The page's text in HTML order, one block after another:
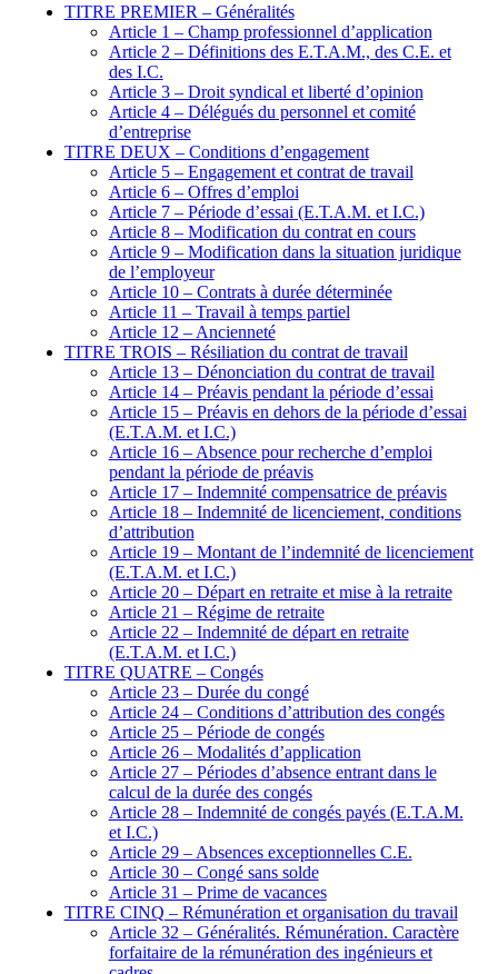
TITRE PREMIER – Généralités
Article 1 – Champ professionnel d’application
Article 2 – Définitions des E.T.A.M., des C.E. et
des I.C.
Article 3 – Droit syndical et liberté d’opinion
Article 4 – Délégués du personnel et comité
d’entreprise
TITRE DEUX – Conditions d’engagement
Article 5 – Engagement et contrat de travail
Article 6 – Offres d’emploi
Article 7 – Période d’essai (E.T.A.M. et I.C.)
Article 8 – Modification du contrat en cours
Article 9 – Modification dans la situation juridique
de l’employeur
Article 10 – Contrats à durée déterminée
Article 11 – Travail à temps partiel
Article 12 – Ancienneté
TITRE TROIS – Résiliation du contrat de travail
Article 13 – Dénonciation du contrat de travail
Article 14 – Préavis pendant la période d’essai
Article 15 – Préavis en dehors de la période d’essai
(E.T.A.M. et I.C.)
Article 16 – Absence pour recherche d’emploi
pendant la période de préavis
Article 17 – Indemnité compensatrice de préavis
Article 18 – Indemnité de licenciement, conditions
d’attribution
Article 19 – Montant de l’indemnité de licenciement
(E.T.A.M. et I.C.)
Article 20 – Départ en retraite et mise à la retraite
Article 21 – Régime de retraite
Article 22 – Indemnité de départ en retraite
(E.T.A.M. et I.C.)
TITRE QUATRE – Congés
Article 23 – Durée du congé
Article 24 – Conditions d’attribution des congés
Article 25 – Période de congés
Article 26 – Modalités d’application
Article 27 – Périodes d’absence entrant dans le
calcul de la durée des congés
Article 28 – Indemnité de congés payés (E.T.A.M.
et I.C.)
Article 29 – Absences exceptionnelles C.E.
Article 30 – Congé sans solde
Article 31 – Prime de vacances
TITRE CINQ – Rémunération et organisation du travail
Article 32 – Généralités. Rémunération. Caractère
forfaitaire de la rémunération des ingénieurs et